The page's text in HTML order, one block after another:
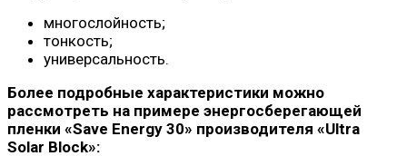
многослойность;
тонкость;
универсальность.
Более подробные характеристики можно
рассмотреть на примере энергосберегающей
пленки «Save Energy 30» производителя «Ultra
Solar Block»: